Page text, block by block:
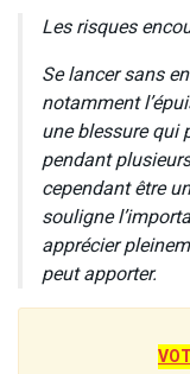
Les risques
Se lancer sans
notamment
une blessure qui
pendant
cependant être
souligne
apprécier
peut apporter.